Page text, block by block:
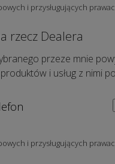
i przysługujących
rzecz Dealera
przeze mnie
i usług z nimi
i przysługujących